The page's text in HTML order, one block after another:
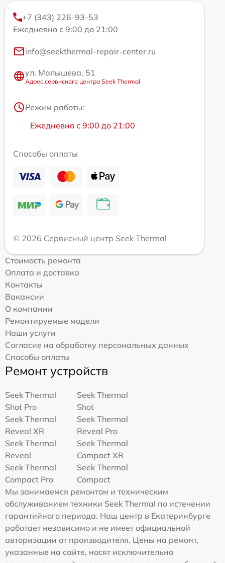
+7 (343) 226-93-53
Ежедневно с 9:00 до 21:00
info@seekthermal-repair-center.ru
ул. Малышева, 51
Адрес сервисного центра Seek Thermal
Режим работы:
Ежедневно с 9:00 до 21:00
Способы оплаты
© 2026 Сервисный центр Seek Thermal
Стоимость ремонта
Оплата и доставка
Контакты
Вакансии
О компании
Ремонтируемые модели
Наши услуги
Согласие на обработку персональных данных
Способы оплаты
Ремонт устройств
Seek Thermal
Shot Pro
Seek Thermal
Shot
Seek Thermal
Reveal XR
Seek Thermal
Reveal Pro
Seek Thermal
Reveal
Seek Thermal
Compact XR
Seek Thermal
Compact Pro
Seek Thermal
Compact
Мы занимаемся ремонтом и техническим
обслуживанием техники Seek Thermal по истечении
гарантийного периода. Наш центр в Екатеринбурге
работает независимо и не имеет официальной
авторизации от производителя. Цены на ремонт,
указанные на сайте, носят исключительно